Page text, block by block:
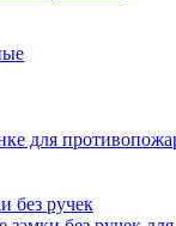
для
без ручек